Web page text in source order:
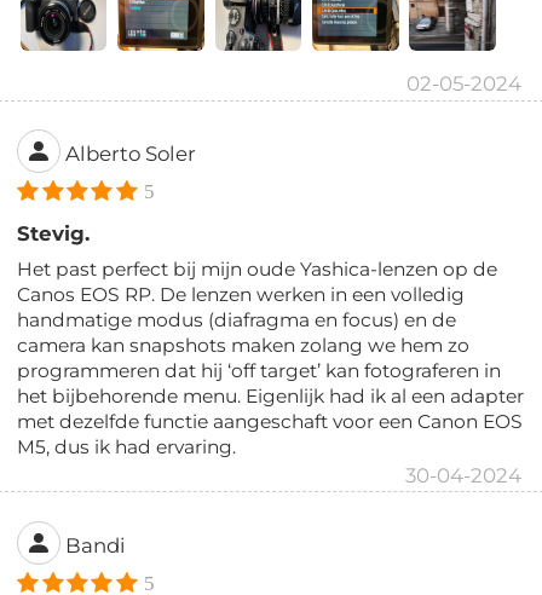
02-05-2024
Alberto Soler
5
Stevig.
Het past perfect bij mijn oude Yashica-lenzen op de
Canos EOS RP. De lenzen werken in een volledig
handmatige modus (diafragma en focus) en de
camera kan snapshots maken zolang we hem zo
programmeren dat hij ‘off target’ kan fotograferen in
het bijbehorende menu. Eigenlijk had ik al een adapter
met dezelfde functie aangeschaft voor een Canon EOS
M5, dus ik had ervaring.
30-04-2024
Bandi
5